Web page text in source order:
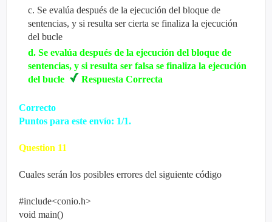
c. Se evalúa después de la ejecución del bloque de
sentencias, y si resulta ser cierta se finaliza la ejecución
del bucle
d. Se evalúa después de la ejecución del bloque de
sentencias, y si resulta ser falsa se finaliza la ejecución
del bucle
Respuesta Correcta
Correcto
Puntos para este envío: 1/1.
Question 11
Cuales serán los posibles errores del siguiente código
#include<conio.h>
void main()